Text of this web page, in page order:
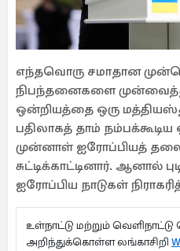
எந்தவொரு சமாதான
நிபந்தனைகளை முன்வைத்த
ஒன்றியத்தை ஒரு
பதிலாகத் தாம் நம்பக்கூடிய
முன்னாள் ஐரோப்பியத்
சுட்டிக்காட்டினார். ஆனால்
ஐரோப்பிய நாடுகள்
உள்நாட்டு மற்றும்
அறிந்துக்கொள்ள லங்காசிறி